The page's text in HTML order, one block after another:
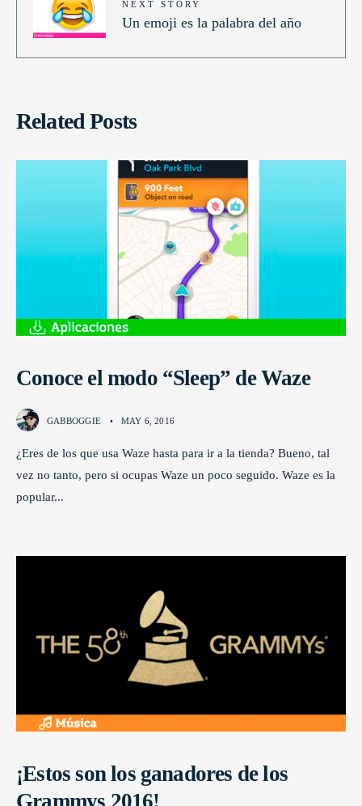
NEXT STORY
Un emoji es la palabra del año
Related Posts
Conoce el modo “Sleep” de Waze
GABBOGGIE • MAY 6, 2016
¿Eres de los que usa Waze hasta para ir a la tienda? Bueno, tal
vez no tanto, pero si ocupas Waze un poco seguido. Waze es la
popular...
¡Estos son los ganadores de los
Grammys 2016!